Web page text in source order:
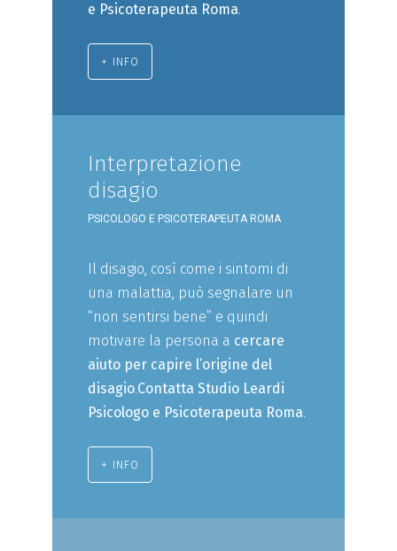
e Psicoterapeuta Roma.
+ INFO
Interpretazione
disagio
PSICOLOGO E PSICOTERAPEUTA ROMA
Il disagio, così come i sintomi di
una malattia, può segnalare un
“non sentirsi bene” e quindi
motivare la persona a cercare
aiuto per capire l’origine del
disagio.Contatta Studio Leardi
Psicologo e Psicoterapeuta Roma.
+ INFO